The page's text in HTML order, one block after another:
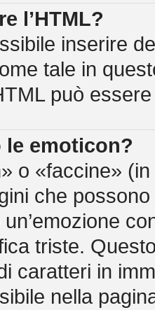
l’HTML?
inserire
tale in
può
le emoticon?
o «faccine»
che
triste.
caratteri in
nella